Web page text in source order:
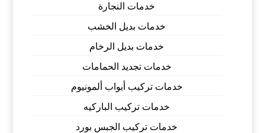
خدمات النجارة
خدمات بديل الخشب
خدمات بديل الرخام
خدمات تجديد الحمامات
خدمات تركيب أبواب ألمونيوم
خدمات تركيب الباركيه
خدمات تركيب الجبس بورد